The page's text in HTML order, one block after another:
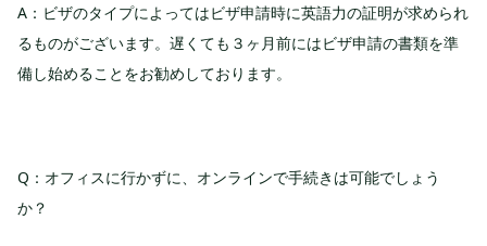
A：ビザのタイプによってはビザ申請時に英語力の証明が求められ
るものがございます。遅くても３ヶ月前にはビザ申請の書類を準
備し始めることをお勧めしております。
Q：オフィスに行かずに、オンラインで手続きは可能でしょう
か？